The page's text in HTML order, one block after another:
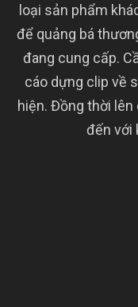
loại sản phẩm
để quảng bá
đang cung cấp.
cáo dựng clip về
hiện. Đồng thời
đến với